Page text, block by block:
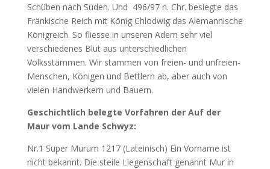
Schüben nach Süden. Und 496/97 n. Chr. besiegte das
Fränkische Reich mit König Chlodwig das Alemannische
Königreich. So fliesse in unseren Adern sehr viel
verschiedenes Blut aus unterschiedlichen
Volksstämmen. Wir stammen von freien- und unfreien-
Menschen, Königen und Bettlern ab, aber auch von
vielen Handwerkern und Bauern.
Geschichtlich belegte Vorfahren der Auf der
Maur vom Lande Schwyz:
Nr.1 Super Murum 1217 (Lateinisch) Ein Vorname ist
nicht bekannt. Die steile Liegenschaft genannt Mur in